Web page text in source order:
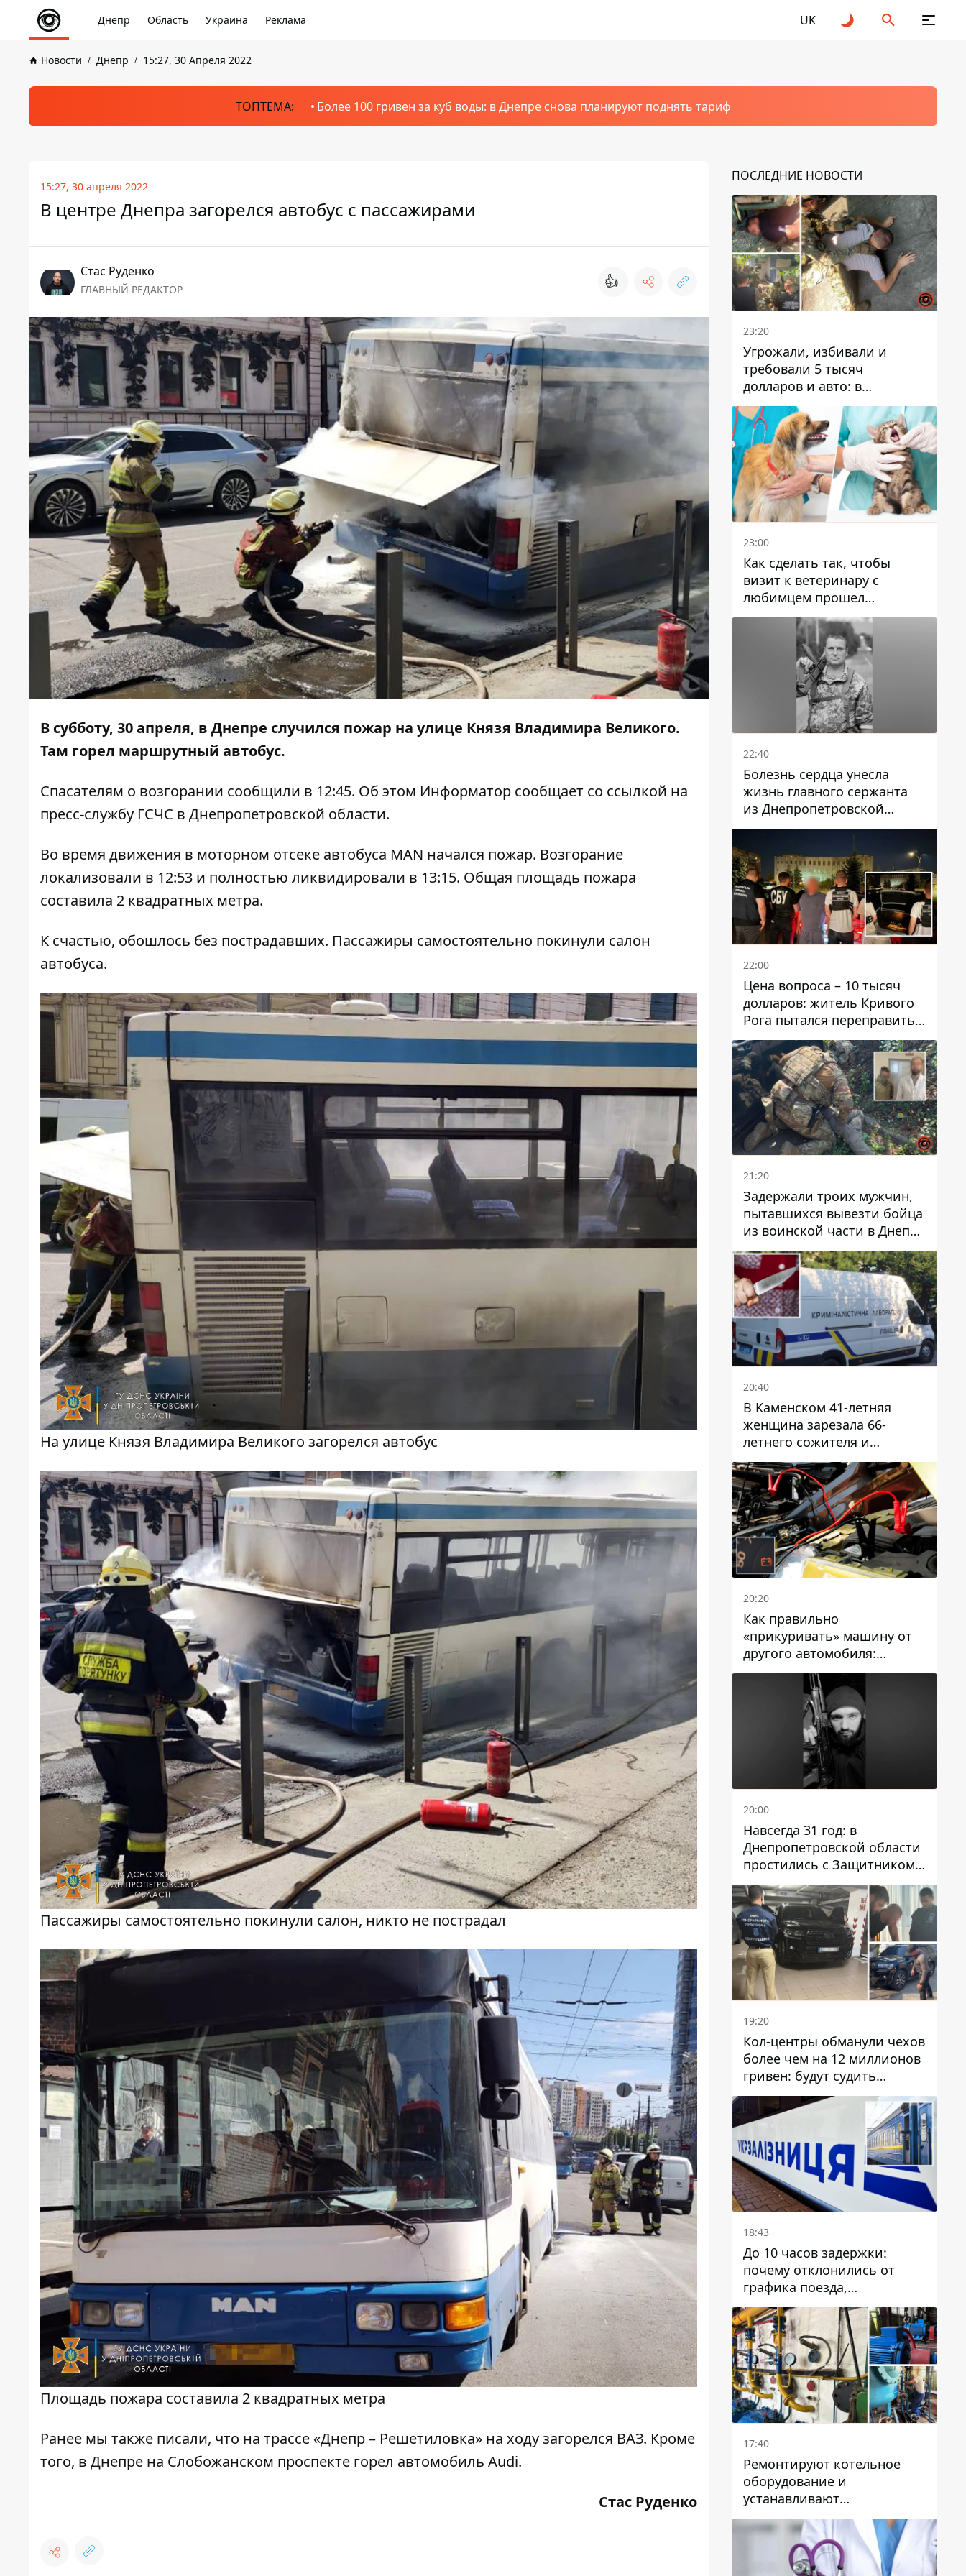
Днепр Область Украина Реклама UK
Новости Днепр 15:27, 30 Апреля 2022
ТОПТЕМА: Более 100 гривен за куб воды: в Днепре снова планируют поднять тариф
15:27, 30 апреля 2022
В центре Днепра загорелся автобус с пассажирами
Стаc Руденко
ГЛАВНЫЙ РЕДАКТОР 👍
В субботу, 30 апреля, в Днепре случился пожар на улице Князя Владимира Великого.
Там горел маршрутный автобус.
Спасателям о возгорании сообщили в 12:45. Об этом Информатор сообщает со ссылкой на
пресс-службу ГСЧС в Днепропетровской области.
Во время движения в моторном отсеке автобуса MAN начался пожар. Возгорание
локализовали в 12:53 и полностью ликвидировали в 13:15. Общая площадь пожара
составила 2 квадратных метра.
К счастью, обошлось без пострадавших. Пассажиры самостоятельно покинули салон
автобуса.
На улице Князя Владимира Великого загорелся автобус
Пассажиры самостоятельно покинули салон, никто не пострадал
Площадь пожара составила 2 квадратных метра
Ранее мы также писали, что на трассе «Днепр – Решетиловка» на ходу загорелся ВАЗ. Кроме
того, в Днепре на Слобожанском проспекте горел автомобиль Audi.
Стас Руденко
ПОСЛЕДНИЕ НОВОСТИ
23:20
Угрожали, избивали и
требовали 5 тысяч
долларов и авто: в
Павлограде задержали двух
мужчин
23:00
Как сделать так, чтобы
визит к ветеринару с
любимцем прошел
спокойно: простые советы
22:40
Болезнь сердца унесла
жизнь главного сержанта
из Днепропетровской
области Юрия Свистуна
22:00
Цена вопроса – 10 тысяч
долларов: житель Кривого
Рога пытался переправить
мужчину в Словакию
21:20
Задержали троих мужчин,
пытавшихся вывезти бойца
из воинской части в Днепр
за 7 тысяч долларов: среди
них был врач
20:40
В Каменском 41-летняя
женщина зарезала 66-
летнего сожителя и
пыталась обмануть
полицейских
20:20
Как правильно
«прикуривать» машину от
другого автомобиля:
инструкция для водителей
20:00
Навсегда 31 год: в
Днепропетровской области
простились с Защитником
Александром Репиным
19:20
Кол-центры обманули чехов
более чем на 12 миллионов
гривен: будут судить
днепрянина,
организовавшего
транснациональную
преступную организацию
18:43
До 10 часов задержки:
почему отклонились от
графика поезда,
курсирующие через Днепр
и область
17:40
Ремонтируют котельное
оборудование и
устанавливают
генераторные установки:
как в Днепре готовятся к
отопительному сезону